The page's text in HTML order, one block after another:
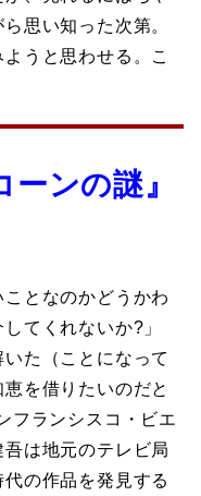
思い知った次第。
うと思わせる。こ
ーンの謎』
ことなのかどうかわ
てくれないか?」
た（ことになって
を借りたいのだと
フランシスコ・ビエ
は地元のテレビ局
の作品を発見する